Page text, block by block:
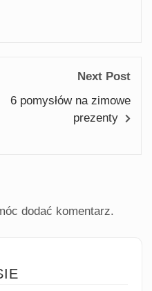
Next Post
6 pomysłów na zimowe
prezenty
dodać komentarz.